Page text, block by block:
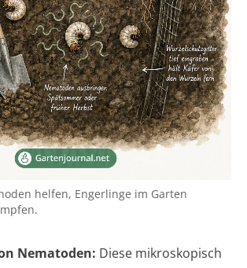
helfen, Engerlinge im Garten
Nematoden: Diese mikroskopisch